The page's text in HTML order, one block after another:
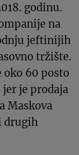
godinu.
na
jeftinijih
tržište.
oko 60 posto
jer je prodaja
Maskova
drugih